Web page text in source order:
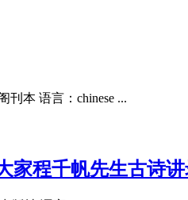
本 语言：chinese ...
程千帆先生古诗